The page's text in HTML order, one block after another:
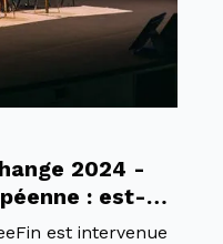
2024 -
: est-
est intervenue